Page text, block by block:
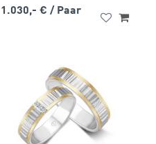
1.030,- € / Paar